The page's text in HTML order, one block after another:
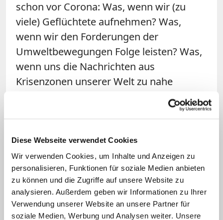
Diese Webseite verwendet Cookies
Wir verwenden Cookies, um Inhalte und Anzeigen zu
personalisieren, Funktionen für soziale Medien anbieten
zu können und die Zugriffe auf unsere Website zu
analysieren. Außerdem geben wir Informationen zu Ihrer
Verwendung unserer Website an unsere Partner für
soziale Medien, Werbung und Analysen weiter. Unsere
schon vor Corona: Was, wenn wir (zu
viele) Geflüchtete aufnehmen? Was,
wenn wir den Forderungen der
Umweltbewegungen Folge leisten? Was,
wenn uns die Nachrichten aus
Krisenzonen unserer Welt zu nahe
rücken? Uns Bilder mit vom drohenden
Sicherlich: Was Hunger bedeutet, muss
jede*r selbst erfahren, am eigenen Leib,
in der eigenen Seele. Doch vielleicht regt
der Corona bedingte "Hunger" an, auch
den Hunger der anderen wahrzunehmen.